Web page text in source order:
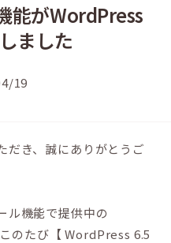
能がWordPress
ました
19
だき、誠にありがとうご
ル機能で提供中の
のたび【 WordPress 6.5